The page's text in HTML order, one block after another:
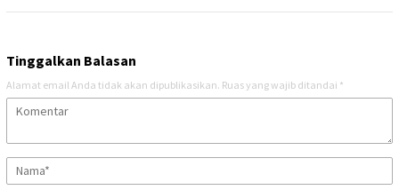
Tinggalkan Balasan
Alamat email Anda tidak akan dipublikasikan. Ruas yang wajib ditandai *